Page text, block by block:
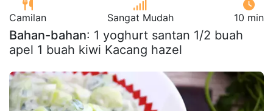
Camilan Sangat Mudah 10 min
Bahan-bahan: 1 yoghurt santan 1/2 buah
apel 1 buah kiwi Kacang hazel